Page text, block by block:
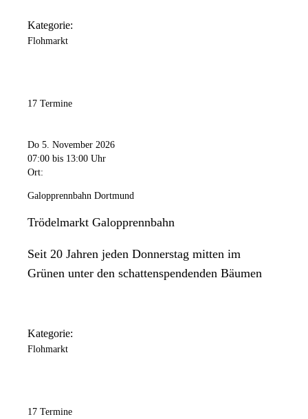
Kategorie:
Flohmarkt
17 Termine
Do 5. November 2026
07:00 bis 13:00 Uhr
Ort:
Galopprennbahn Dortmund
Trödelmarkt Galopprennbahn
Seit 20 Jahren jeden Donnerstag mitten im
Grünen unter den schattenspendenden Bäumen
Kategorie:
Flohmarkt
17 Termine